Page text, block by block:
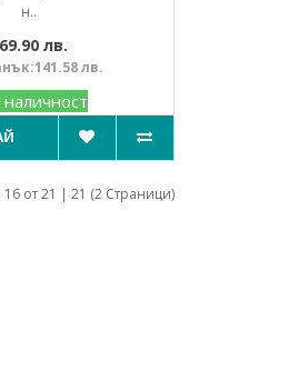
н..
лв.
лв.
наличност
16 от 21 | 21 (2 Страници)